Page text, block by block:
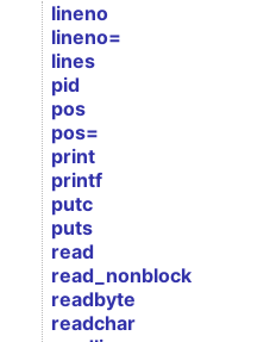
lineno
lineno=
lines
pid
pos
pos=
print
printf
putc
puts
read
read_nonblock
readbyte
readchar